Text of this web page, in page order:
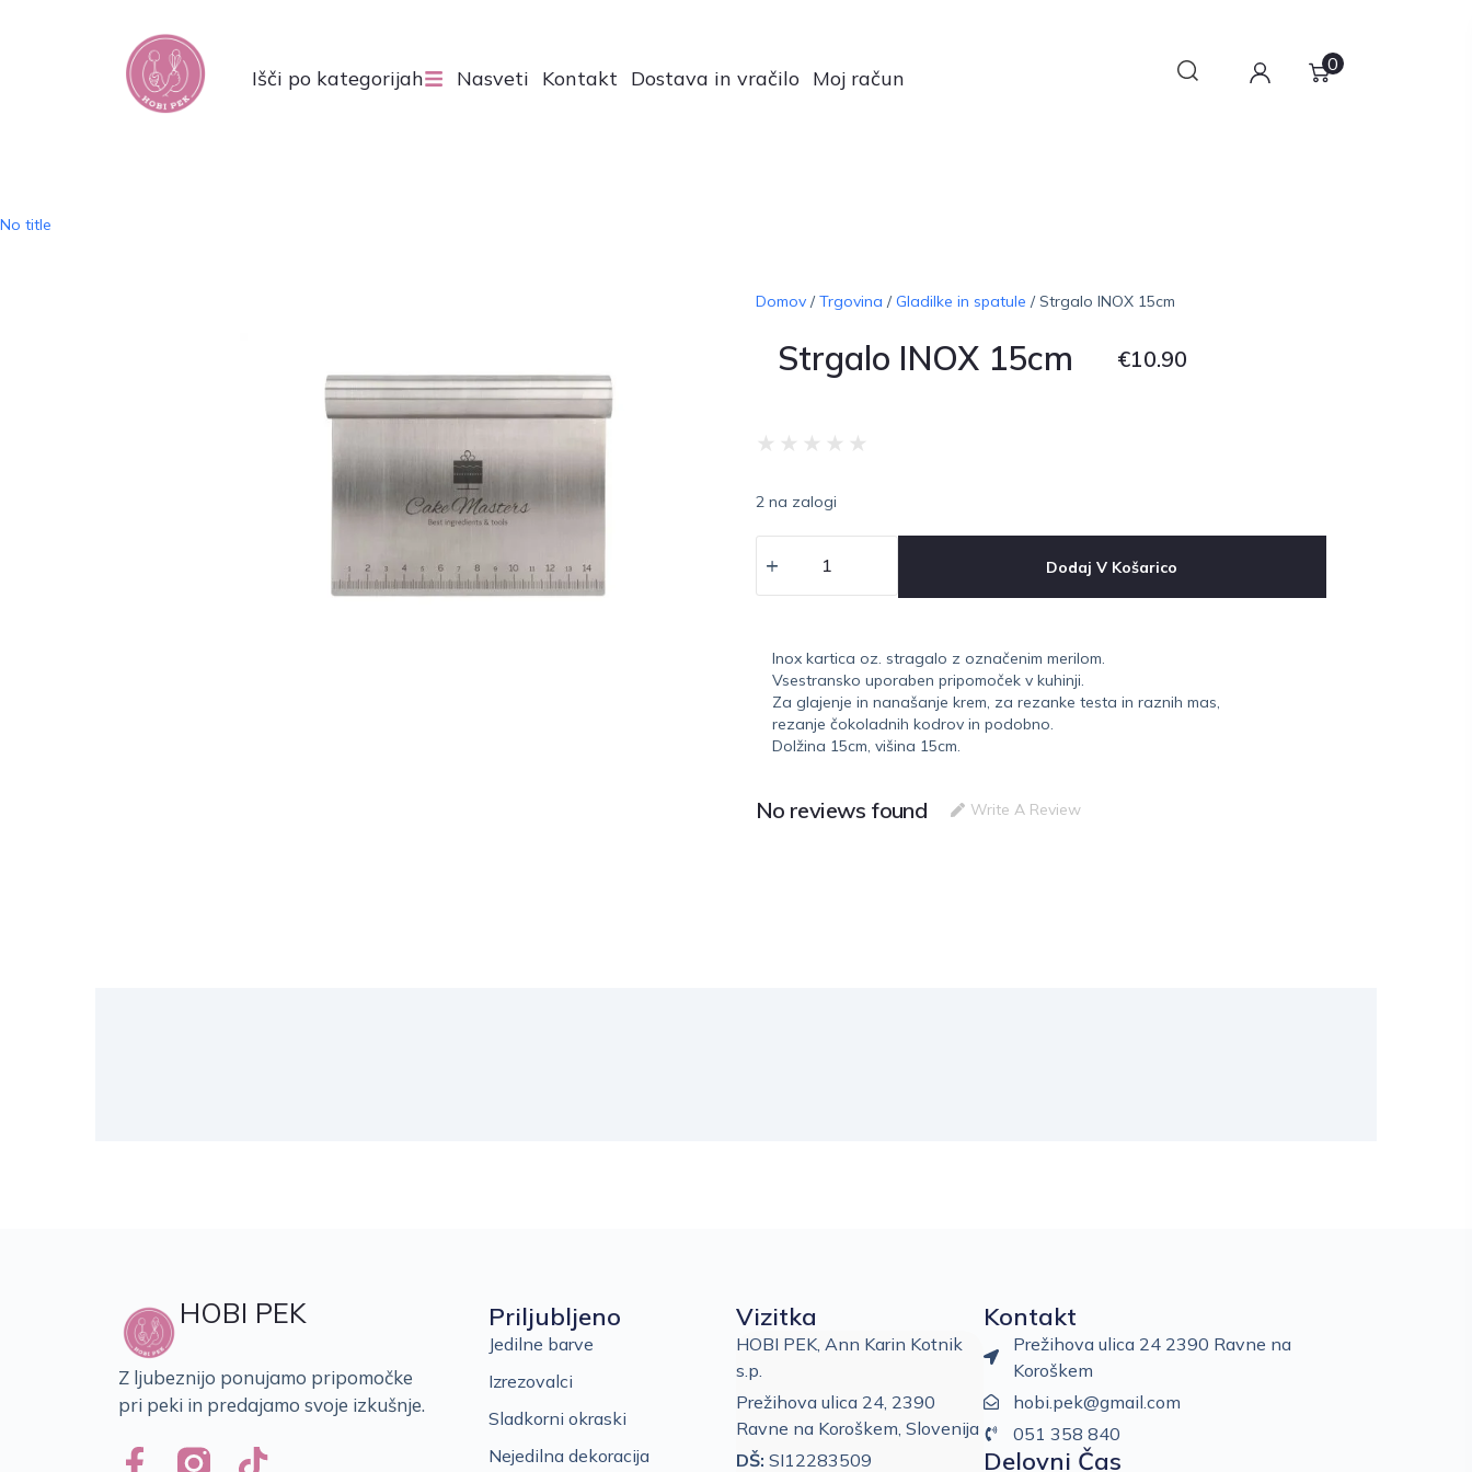
Išči po kategorijah Nasveti Kontakt Dostava in vračilo Moj račun
0
No title
Domov/Trgovina /Gladilke in spatule / Strgalo INOX 15cm
Strgalo INOX 15cm €10.90
★ ★ ★ ★ ★
2 na zalogi
Dodaj V Košarico
Inox kartica oz. stragalo z označenim merilom.
Vsestransko uporaben pripomoček v kuhinji.
Za glajenje in nanašanje krem, za rezanke testa in raznih mas,
rezanje čokoladnih kodrov in podobno.
Dolžina 15cm, višina 15cm.
No reviews found Write A Review
HOBI PEK
Z ljubeznijo ponujamo pripomočke
pri peki in predajamo svoje izkušnje.
Priljubljeno
Jedilne barve
Izrezovalci
Sladkorni okraski
Nejedilna dekoracija
Vizitka
HOBI PEK, Ann Karin Kotnik
s.p.
Prežihova ulica 24, 2390
Ravne na Koroškem, Slovenija
DŠ: SI12283509
Kontakt
Prežihova ulica 24 2390 Ravne na
Koroškem
hobi.pek@gmail.com
051 358 840
Delovni Čas